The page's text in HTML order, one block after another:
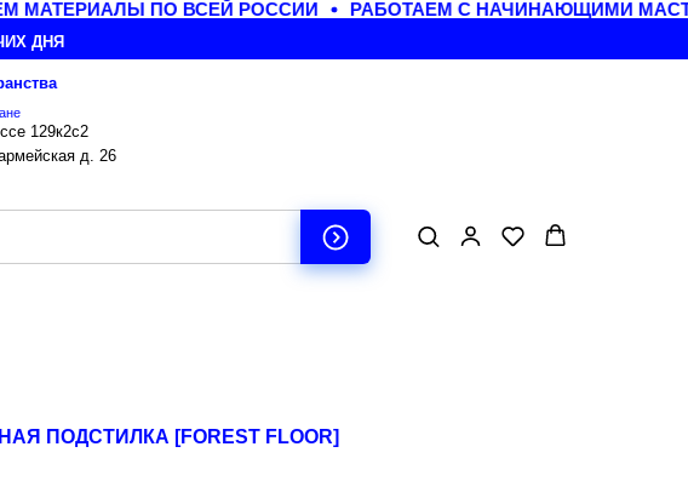
ПО ВСЕЙ РОССИИ РАБОТАЕМ С НАЧИНАЮЩИМИ
ДНЯ
129к2с2
д. 26
ПОДСТИЛКА [FOREST FLOOR]